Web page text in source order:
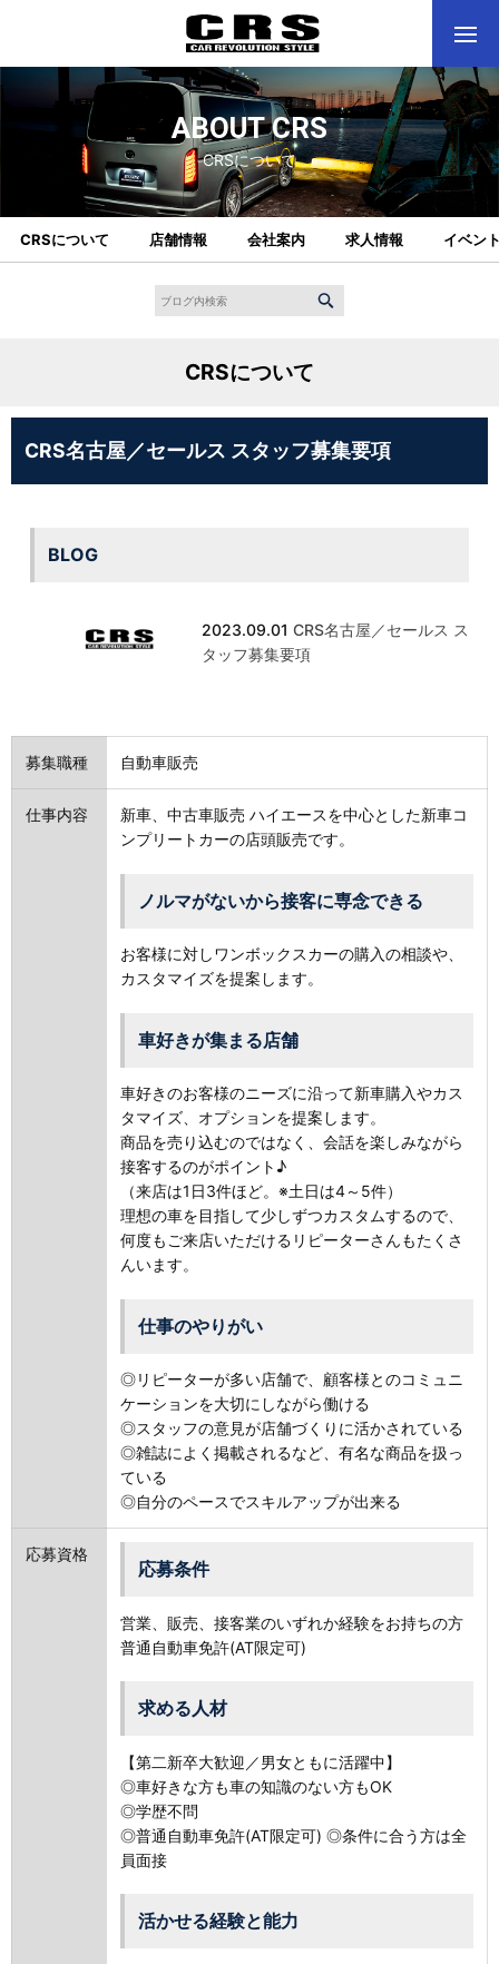
ABOUT CRS
CRSについて
CRSについて 店舗情報 会社案内 求人情報 イベン
CRSについて
CRS名古屋／セールス スタッフ募集要項
BLOG
2023.09.01 CRS名古屋／セールス ス
タッフ募集要項
募集職種 自動車販売
仕事内容
新車、中古車販売 ハイエースを中心とした新車コ
ンプリートカーの店頭販売です。
ノルマがないから接客に専念できる
お客様に対しワンボックスカーの購入の相談や、
カスタマイズを提案します。
車好きが集まる店舗
車好きのお客様のニーズに沿って新車購入やカス
タマイズ、オプションを提案します。
商品を売り込むのではなく、会話を楽しみながら
接客するのがポイント♪
（来店は1日3件ほど。※土日は4～5件）
理想の車を目指して少しずつカスタムするので、
何度もご来店いただけるリピーターさんもたくさ
んいます。
仕事のやりがい
◎リピーターが多い店舗で、顧客様とのコミュニ
ケーションを大切にしながら働ける
◎スタッフの意見が店舗づくりに活かされている
◎雑誌によく掲載されるなど、有名な商品を扱っ
ている
◎自分のペースでスキルアップが出来る
応募資格
応募条件
営業、販売、接客業のいずれか経験をお持ちの方
普通自動車免許(AT限定可)
求める人材
【第二新卒大歓迎／男女ともに活躍中】
◎車好きな方も車の知識のない方もOK
◎学歴不問
◎普通自動車免許(AT限定可) ◎条件に合う方は全
員面接
活かせる経験と能力